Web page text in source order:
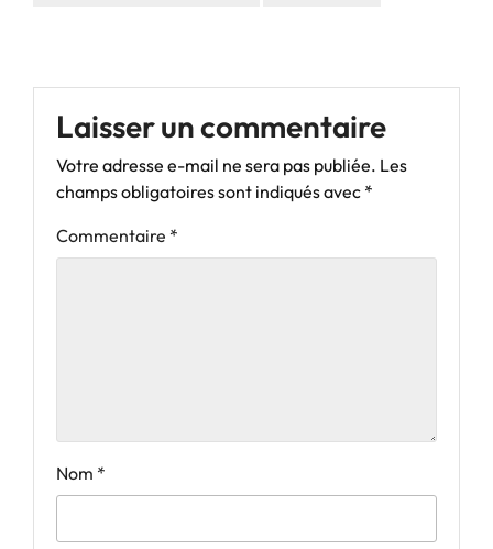
Laisser un commentaire
Votre adresse e-mail ne sera pas publiée. Les
champs obligatoires sont indiqués avec *
Commentaire *
Nom *